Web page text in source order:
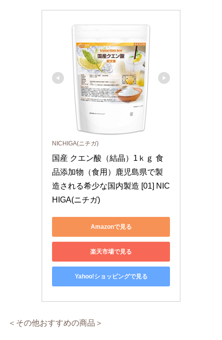
NICHIGA(ニチガ)
国産 クエン酸（結晶）1ｋｇ 食
品添加物（食用）鹿児島県で製
造される希少な国内製造 [01] NIC
HIGA(ニチガ)
Amazonで見る
楽天市場で見る
Yahoo!ショッピングで見る
＜その他おすすめの商品＞